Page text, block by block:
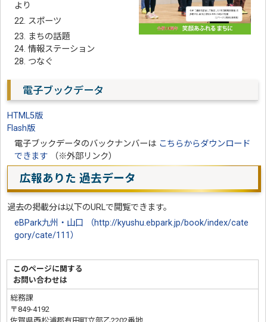
より
22. スポーツ
23. まちの話題
24. 情報ステーション
28. つなぐ
電子ブックデータ
HTML5版
Flash版
電子ブックデータのバックナンバーは こちらからダウンロード
できます （※外部リンク）
広報ありた 過去データ
過去の掲載分は以下のURLで閲覧できます。
eBPark九州・山口 （http://kyushu.ebpark.jp/book/index/cate
gory/cate/111）
このページに関する
お問い合わせは
総務課
〒849-4192